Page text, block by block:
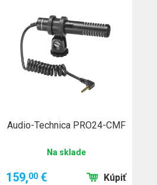
Audio-Technica PRO24-CMF
Na sklade
159,00 € Kúpiť